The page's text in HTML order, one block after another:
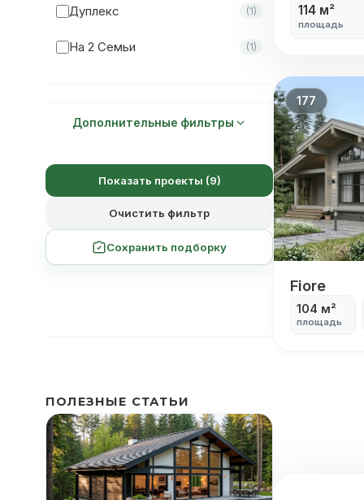
Дуплекс (1)
На 2 Семьи (1)
Дополнительные фильтры
Показать проекты (9)
Очистить фильтр
Сохранить подборку
ПОЛЕЗНЫЕ СТАТЬИ
114 м²
площадь
177
Fiore
Fiore
104 м²
площадь